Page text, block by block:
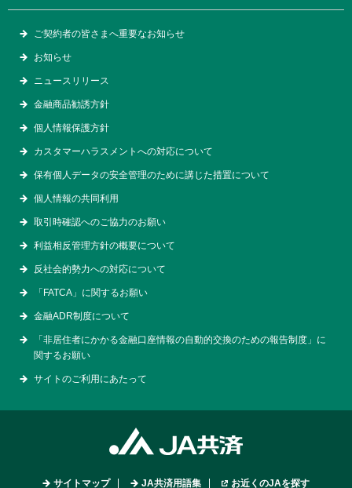
ご契約者の皆さまへ重要なお知らせ
お知らせ
ニュースリリース
金融商品勧誘方針
個人情報保護方針
カスタマーハラスメントへの対応について
保有個人データの安全管理のために講じた措置について
個人情報の共同利用
取引時確認へのご協力のお願い
利益相反管理方針の概要について
反社会的勢力への対応について
「FATCA」に関するお願い
金融ADR制度について
「非居住者にかかる金融口座情報の自動的交換のための報告制度」に
関するお願い
サイトのご利用にあたって
サイトマップ JA共済用語集 お近くのJAを探す